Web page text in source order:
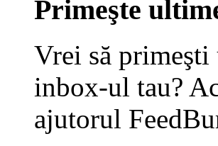
Primeşte
Vrei să
inbox-ul tau?
ajutorul